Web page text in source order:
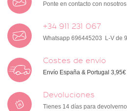
Ponte en contacto con
+34 911 231 067
Whatsapp 696445203 L-V de
Costes de envío
Envío España & Portugal 3,95€
Devoluciones
Tienes 14 días para